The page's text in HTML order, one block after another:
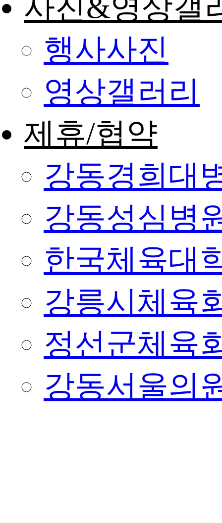
사진&영상갤
행사사진
영상갤러리
제휴/협약
강동경희대
강동성심병
한국체육대
강릉시체육
정선군체육
강동서울의